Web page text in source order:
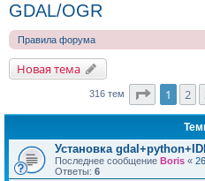
GDAL/OGR
Правила форума
Новая тема
316 тем 1 2
Установка
Последнее сообщение Boris «
Ответы: 6